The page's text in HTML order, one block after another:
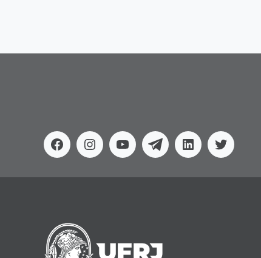
FacebookInstagram
YoutubeTelegramLinkedinTwitter